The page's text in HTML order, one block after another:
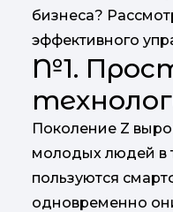
бизнеса?
эффективного
№1.
Поколение Z
молодых людей в
пользуются
одновременно